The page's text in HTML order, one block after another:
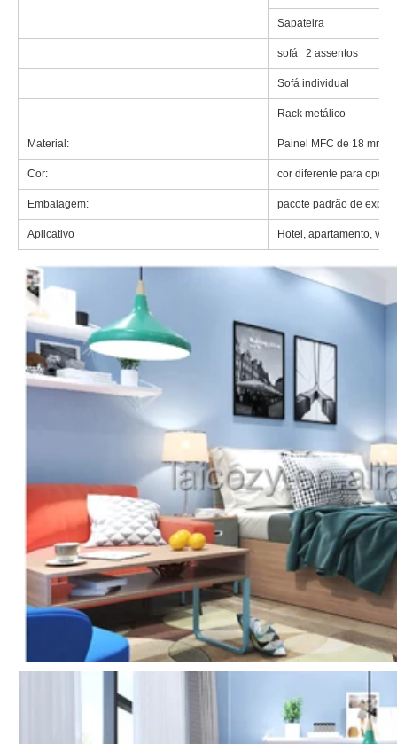
Sapateira
sofá 2 assentos
Sofá individual
Rack metálico
Material: Painel MFC de 18 mm
Cor: cor diferente para opção
Embalagem: pacote padrão de
Aplicativo Hotel, apartamento,